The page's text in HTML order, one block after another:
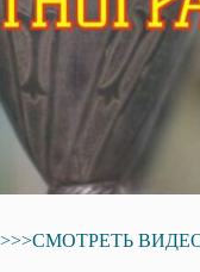
>>>СМОТРЕТЬ